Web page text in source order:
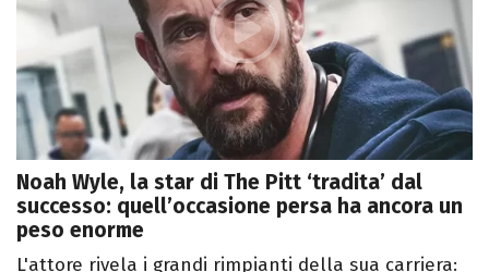
Noah Wyle, la star di The Pitt ‘tradita’ dal
successo: quell’occasione persa ha ancora un
peso enorme
L'attore rivela i grandi rimpianti della sua carriera: